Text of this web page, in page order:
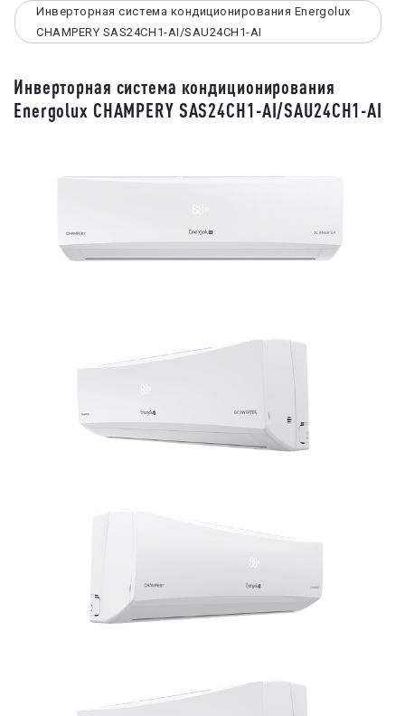
Инверторная система кондиционирования Energolux
CHAMPERY SAS24CH1-AI/SAU24CH1-AI
Инверторная система кондиционирования
Energolux CHAMPERY SAS24CH1-AI/SAU24CH1-AI